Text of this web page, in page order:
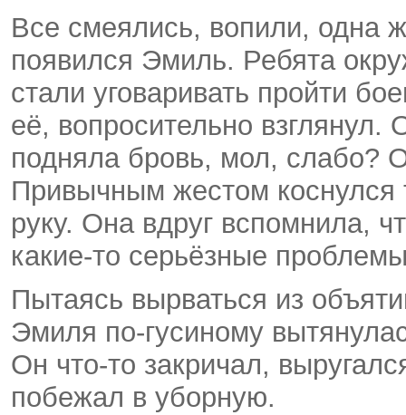
Все смеялись, вопили, одна
появился Эмиль. Ребята
стали уговаривать пройти
её, вопросительно
подняла бровь, мол, слабо?
Привычным жестом коснулся
руку. Она вдруг вспомнила,
какие-то серьёзные
Пытаясь вырваться из
Эмиля по-гусиному
Он что-то закричал,
побежал в уборную.